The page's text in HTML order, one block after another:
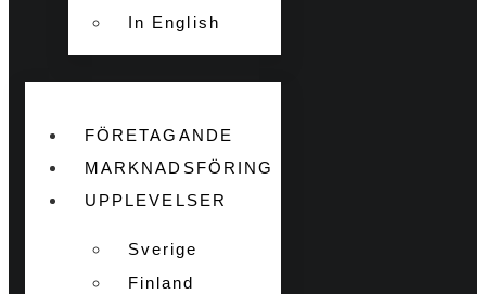
In English
FÖRETAGANDE
MARKNADSFÖRING
UPPLEVELSER
Sverige
Finland